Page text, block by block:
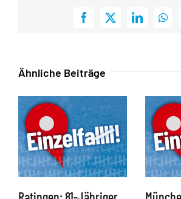
Facebook
X LinkedIn
Ähnliche Beiträge